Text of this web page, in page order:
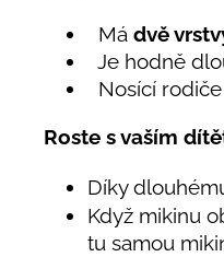
Má dvě
Je hodně
Nosící
Roste s vaším
Díky
Když mikinu
tu samou